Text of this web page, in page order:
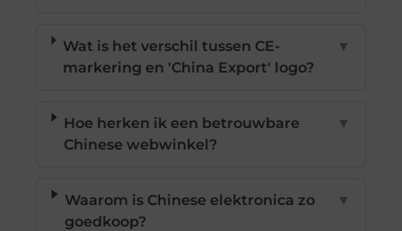
Wat is het verschil tussen CE-
markering en 'China Export' logo?
▼
Hoe herken ik een betrouwbare
Chinese webwinkel?
▼
Waarom is Chinese elektronica zo
goedkoop?
▼